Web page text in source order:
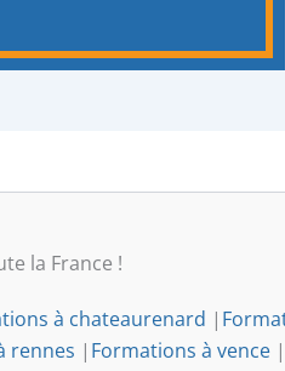
la France !
à chateaurenard |
rennes | Formations à vence|